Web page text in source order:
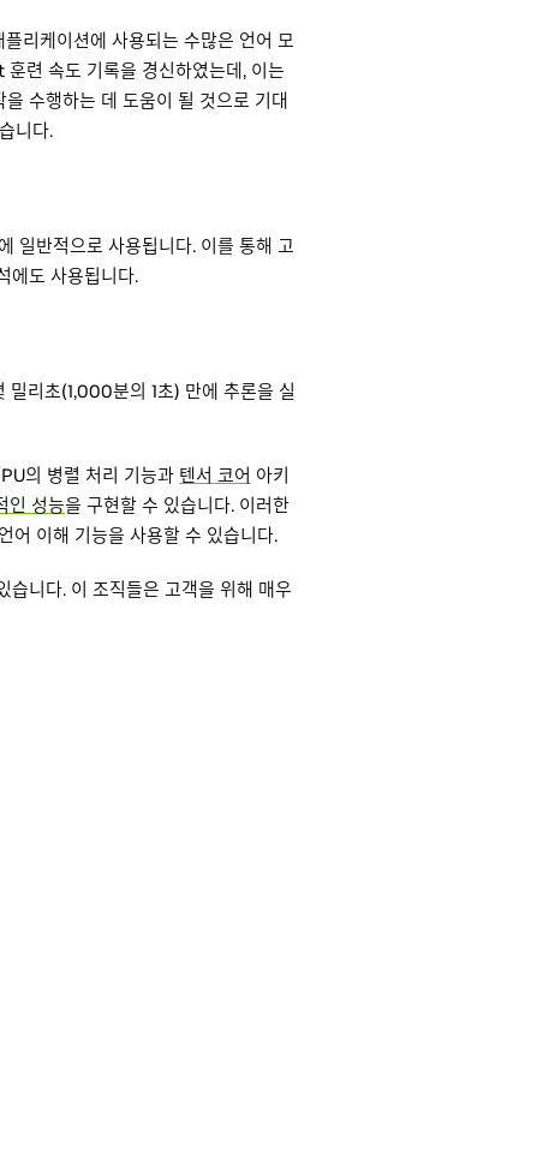
리케이션에 사용되는 수많은 언어 모
련 속도 기록을 경신하였는데, 이는
수행하는 데 도움이 될 것으로 기대
니다.
일반적으로 사용됩니다. 이를 통해 고
에도 사용됩니다.
리초(1,000분의 1초) 만에 추론을 실
의 병렬 처리 기능과 텐서 코어 아키
인 성능을 구현할 수 있습니다. 이러한
어 이해 기능을 사용할 수 있습니다.
니다. 이 조직들은 고객을 위해 매우